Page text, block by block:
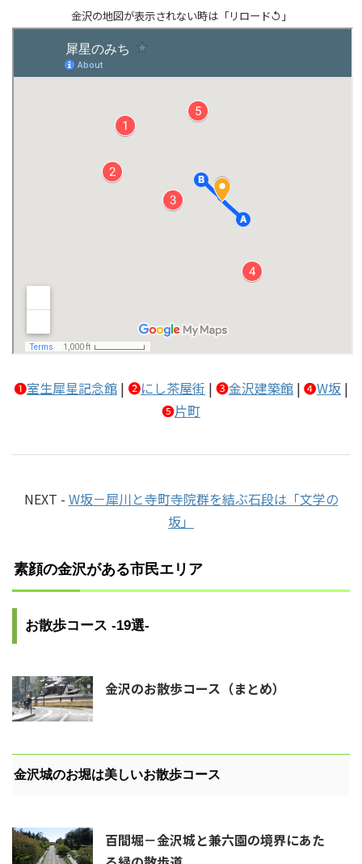
金沢の地図が表示されない時は「リロード↺」
❶室生犀星記念館 | ❷にし茶屋街 | ❸金沢建築館 | ❹W坂 |
❺片町
NEXT - W坂－犀川と寺町寺院群を結ぶ石段は「文学の
坂」
素顔の金沢がある市民エリア
お散歩コース -19選-
金沢のお散歩コース（まとめ）
金沢城のお堀は美しいお散歩コース
百間堀－金沢城と兼六園の境界にあた